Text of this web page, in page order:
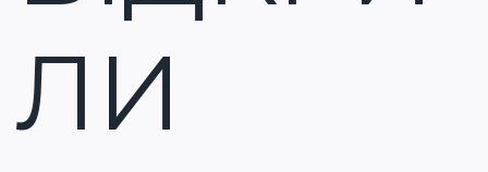
ЛИ